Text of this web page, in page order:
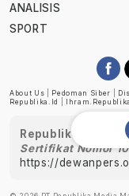
ANALISIS
SPORT
About Us Pedoman Siber
Republika.id
Republika telah
Sertifikat Nomor
https://